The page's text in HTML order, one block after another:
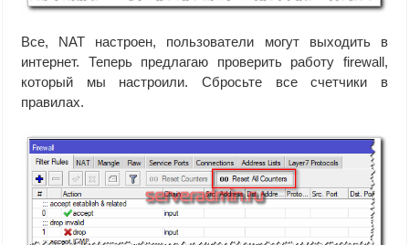
Все, NAT настроен, пользователи могут выходить в
интернет. Теперь предлагаю проверить работу firewall,
который мы настроили. Сбросьте все счетчики в
правилах.